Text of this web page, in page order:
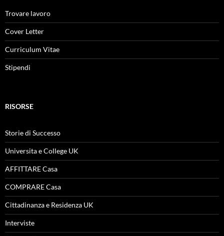
Trovare lavoro
Cover Letter
Curriculum Vitae
Stipendi
RISORSE
Storie di Successo
Universita e College UK
AFFITTARE Casa
COMPRARE Casa
Cittadinanza e Residenza UK
Interviste